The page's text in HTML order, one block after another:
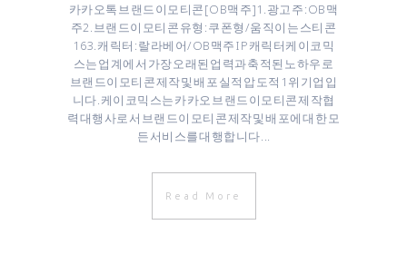
카카오톡 브랜드이모티콘 [ OB맥주 ] ​ 1. 광고주 : OB맥
주 ​2. 브랜드이모티콘 유형 : 쿠폰형/움직이는 스티콘
16 3. 캐릭터 : 랄라베어/OB맥주 IP 캐릭터 ​ ​ 케이코믹
스는 업계에서 가장 오래된 업력과 축적된 노하우로
브랜드이모티콘 제작 및 배포 실적 압도적 1위 기업입
니다. 케이코믹스는 카카오 브랜드이모티콘 제작협
력대행사로서 브랜드이모티콘 제작 및 배포에 대한 모
든 서비스를 대행합니다 ...
Read More